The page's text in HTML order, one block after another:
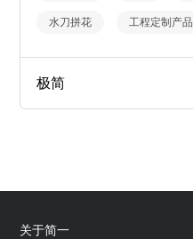
水刀拼花 工程定制产品
极简
关于简一